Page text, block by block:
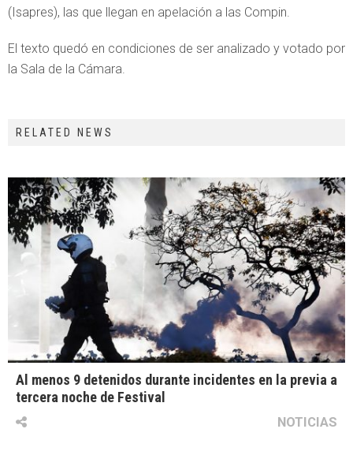
(Isapres), las que llegan en apelación a las Compin.
El texto quedó en condiciones de ser analizado y votado por
la Sala de la Cámara.
RELATED NEWS
Al menos 9 detenidos durante incidentes en la previa a
tercera noche de Festival
NOTICIAS